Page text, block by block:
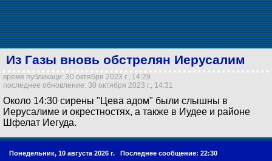
Из Газы вновь обстрелян Иерусалим
время публикаци: 30 октября 2023 г., 14:29
последнее обновление: 30 октября 2023 г., 14:31
Около 14:30 сирены "Цева адом" были слышны в
Иерусалиме и окрестностях, а также в Иудее и районе
Шфелат Иегуда.
Понедельник, 10 августа 2026 г. Последнее сообщение: 22:30